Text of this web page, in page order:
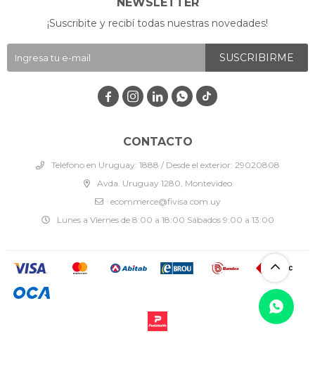
CONTACTO
Teléfono en Uruguay: 1888 / Desde el exterior: 29020808
Avda. Uruguay 1280, Montevideo
ecommerce@fivisa.com.uy
Lunes a Viernes de 8:00 a 18:00 Sábados 9:00 a 13:00
¡Suscribite y recibí todas nuestras novedades!
SUSCRIBIRME
   